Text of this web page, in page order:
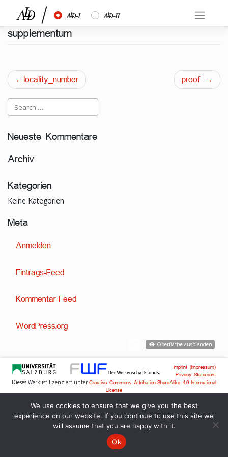
content
½ ¾
supplementum
Beitragsnavigation
locality_number proof
Neueste Kommentare
Archiv
Kategorien
Keine Kategorien
Meta
Anmelden
Eintrags-Feed
Kommentar-Feed
WordPress.org
Oberfläche ausblenden
Imprint (Impressum)
Privacy Statement
Dieses Werk ist lizenziert unter Creative Commons Attribution-ShareAlike 4.0 International
License
We use cookies to ensure that we give you the best
experience on our website. If you continue to use this site we
will assume that you are happy with it.
Ok